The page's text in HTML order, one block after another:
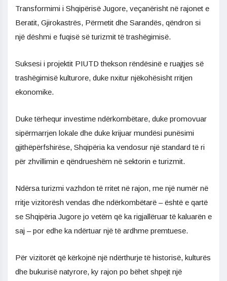
Transformimi i Shqipërisë Jugore, veçanërisht në rajonet e
Beratit, Gjirokastrës, Përmetit dhe Sarandës, qëndron si
një dëshmi e fuqisë së turizmit të trashëgimisë.
Suksesi i projektit PIUTD thekson rëndësinë e ruajtjes së
trashëgimisë kulturore, duke nxitur njëkohësisht rritjen
ekonomike.
Duke tërhequr investime ndërkombëtare, duke promovuar
sipërmarrjen lokale dhe duke krijuar mundësi punësimi
gjithëpërfshirëse, Shqipëria ka vendosur një standard të ri
për zhvillimin e qëndrueshëm në sektorin e turizmit.
Ndërsa turizmi vazhdon të rritet në rajon, me një numër në
rritje vizitorësh vendas dhe ndërkombëtarë – është e qartë
se Shqipëria Jugore jo vetëm që ka rigjallëruar të kaluarën e
saj – por edhe ka ndërtuar një të ardhme premtuese.
Për vizitorët që kërkojnë një ndërthurje të historisë, kulturës
dhe bukurisë natyrore, ky rajon po bëhet shpejt një